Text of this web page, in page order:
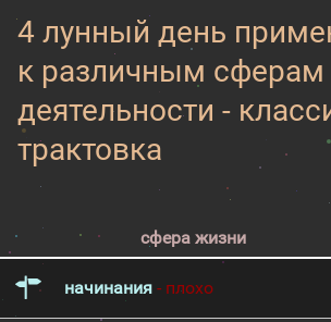
4 лунный день
к различным сферам
деятельности -
трактовка
сфера жизни
начинания - плохо